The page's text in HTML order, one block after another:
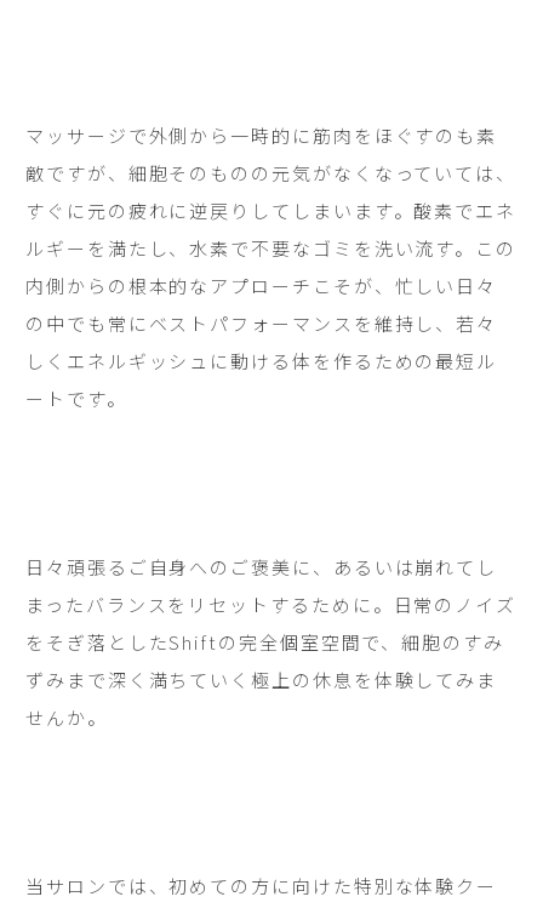
マッサージで外側から一時的に筋肉をほぐすのも素
敵ですが、細胞そのものの元気がなくなっていては、
すぐに元の疲れに逆戻りしてしまいます。酸素でエネ
ルギーを満たし、水素で不要なゴミを洗い流す。この
内側からの根本的なアプローチこそが、忙しい日々
の中でも常にベストパフォーマンスを維持し、若々
しくエネルギッシュに動ける体を作るための最短ル
ートです。
日々頑張るご自身へのご褒美に、あるいは崩れてし
まったバランスをリセットするために。日常のノイズ
をそぎ落としたShiftの完全個室空間で、細胞のすみ
ずみまで深く満ちていく極上の休息を体験してみま
せんか。
当サロンでは、初めての方に向けた特別な体験クー